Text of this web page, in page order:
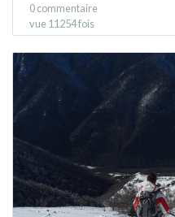
0 commentaire
vue 11254 fois